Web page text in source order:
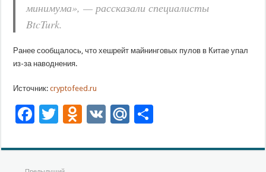
минимума», — рассказали специалисты
BtcTurk.
Ранее сообщалось, что хешрейт майнинговых пулов в Китае упал
из-за наводнения.
Источник: cryptofeed.ru
Facebook
Twitter
Odnoklassniki
VK Mail.Ru